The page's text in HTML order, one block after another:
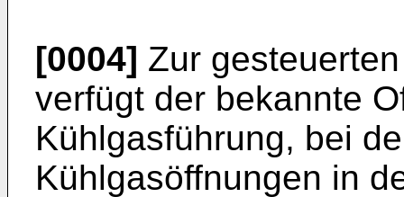
[0004] Zur
verfügt der bekannte
Kühlgasführung, bei
Kühlgasöffnungen in